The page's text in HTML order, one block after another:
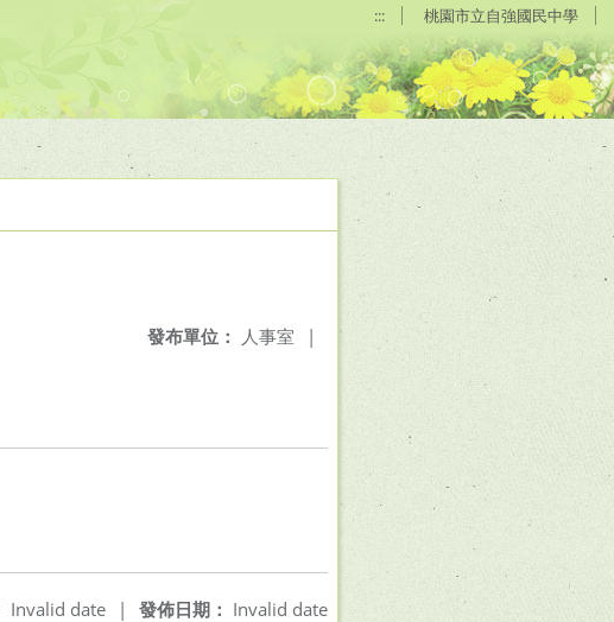
::: 桃園市立自強國民中學
發布單位： 人事室 |
發佈日期： Invalid date
Invalid date |